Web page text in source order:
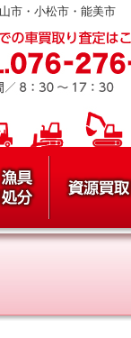
市・小松市・能美市